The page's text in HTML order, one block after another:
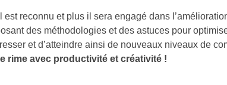
reconnu et plus il sera engagé dans
des méthodologies et des astuces pour
et d’atteindre ainsi de nouveaux niveaux de
rime avec productivité et créativité !